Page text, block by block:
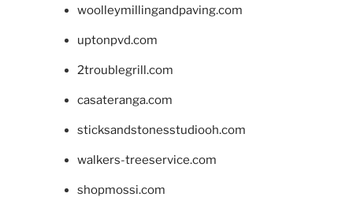
woolleymillingandpaving.com
uptonpvd.com
2troublegrill.com
casateranga.com
sticksandstonesstudiooh.com
walkers-treeservice.com
shopmossi.com